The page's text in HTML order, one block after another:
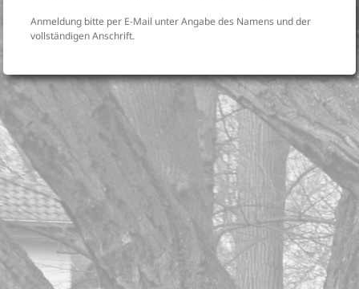
Anmeldung bitte per E-Mail unter Angabe des Namens und der
vollständigen Anschrift.